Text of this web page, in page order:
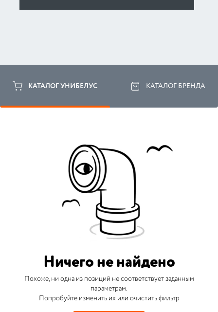
КАТАЛОГ УНИБЕЛУС КАТАЛОГ БРЕНДА
Ничего не найдено
Похоже, ни одна из позиций не соответствует заданным
параметрам.
Попробуйте изменить их или очистить фильтр